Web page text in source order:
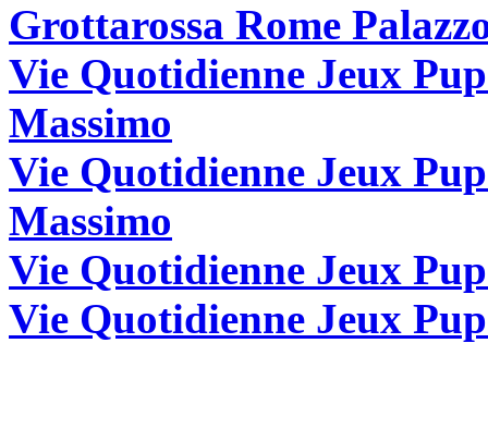
Grottarossa Rome
Vie Quotidienne Jeux
Massimo
Vie Quotidienne Jeux
Massimo
Vie Quotidienne Jeux
Vie Quotidienne Jeux